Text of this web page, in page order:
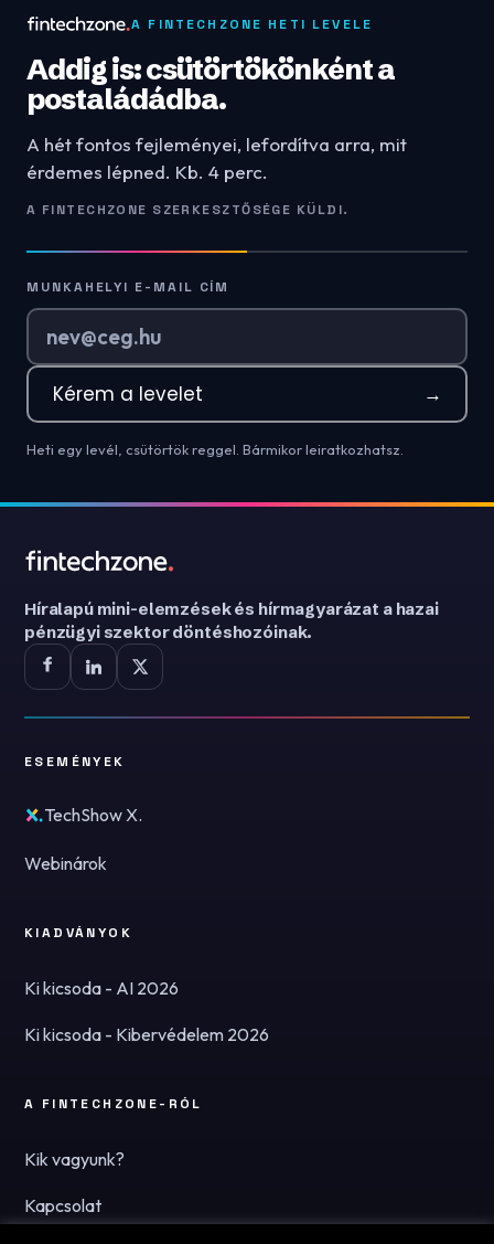
A FINTECHZONE HETI LEVELE
Addig is: csütörtökönként a
postaládádba.
A hét fontos fejleményei, lefordítva arra, mit
érdemes lépned. Kb. 4 perc.
A FINTECHZONE SZERKESZTŐSÉGE KÜLDI.
MUNKAHELYI E-MAIL CÍM
Kérem a levelet →
Heti egy levél, csütörtök reggel. Bármikor leiratkozhatsz.
Híralapú mini-elemzések és hírmagyarázat a hazai
pénzügyi szektor döntéshozóinak.
ESEMÉNYEK
TechShow X.
Webinárok
KIADVÁNYOK
Ki kicsoda - AI 2026
Ki kicsoda - Kibervédelem 2026
A FINTECHZONE-RÓL
Kik vagyunk?
Kapcsolat